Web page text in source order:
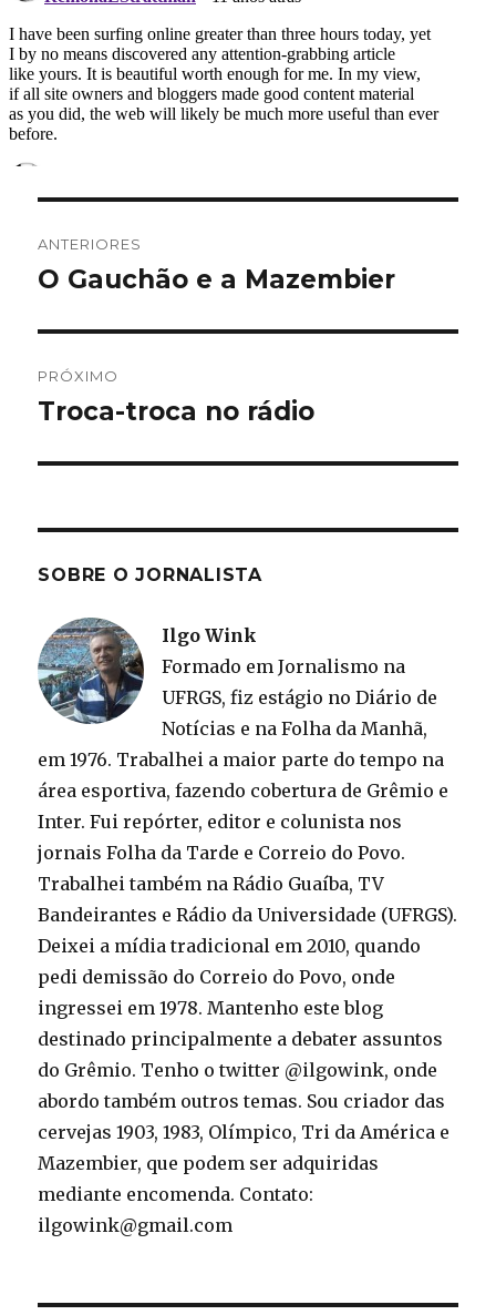
de
ANTERIORES
Post
O Gauchão e a Mazembier
PRÓXIMO
Próximo
Troca-troca no rádio
SOBRE O JORNALISTA
Ilgo Wink
Formado em Jornalismo na
UFRGS, fiz estágio no Diário de
Notícias e na Folha da Manhã,
em 1976. Trabalhei a maior parte do tempo na
área esportiva, fazendo cobertura de Grêmio e
Inter. Fui repórter, editor e colunista nos
jornais Folha da Tarde e Correio do Povo.
Trabalhei também na Rádio Guaíba, TV
Bandeirantes e Rádio da Universidade (UFRGS).
Deixei a mídia tradicional em 2010, quando
pedi demissão do Correio do Povo, onde
ingressei em 1978. Mantenho este blog
destinado principalmente a debater assuntos
do Grêmio. Tenho o twitter @ilgowink, onde
abordo também outros temas. Sou criador das
cervejas 1903, 1983, Olímpico, Tri da América e
Mazembier, que podem ser adquiridas
mediante encomenda. Contato:
ilgowink@gmail.com